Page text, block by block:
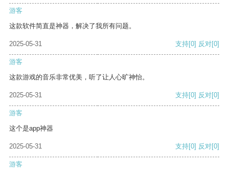
游客
这款软件简直是神器，解决了我所有问题。
2025-05-31 支持[0] 反对[0]
游客
这款游戏的音乐非常优美，听了让人心旷神怡。
2025-05-31 支持[0] 反对[0]
游客
这个是app神器
2025-05-31 支持[0] 反对[0]
游客